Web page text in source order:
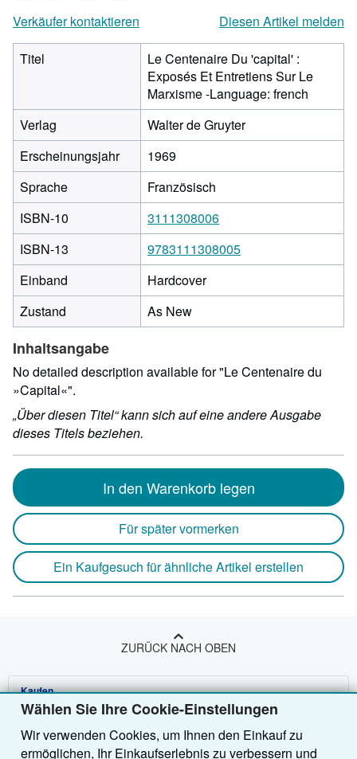
Wählen Sie Ihre Cookie-Einstellungen
Wir verwenden Cookies, um Ihnen den Einkauf zu
ermöglichen, Ihr Einkaufserlebnis zu verbessern und
Verkäufer kontaktieren
Diesen Artikel melden
Titel
Le Centenaire Du 'capital' :
Exposés Et Entretiens Sur Le
Marxisme -Language: french
Verlag
Walter de Gruyter
Erscheinungsjahr
1969
Sprache
Französisch
ISBN-10
3111308006
ISBN-13
9783111308005
Einband
Hardcover
Zustand
As New
Inhaltsangabe
No detailed description available for "Le Centenaire du
»Capital«".
„Über diesen Titel“ kann sich auf eine andere Ausgabe
dieses Titels beziehen.
In den Warenkorb legen
Für später vormerken
Ein Kaufgesuch für ähnliche Artikel erstellen
ZURÜCK NACH OBEN
Kaufen
Sammlungen
Verkäufer werden
Über uns